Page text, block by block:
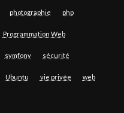
photographie php
Programmation Web
symfony sécurité
Ubuntu vie privée web